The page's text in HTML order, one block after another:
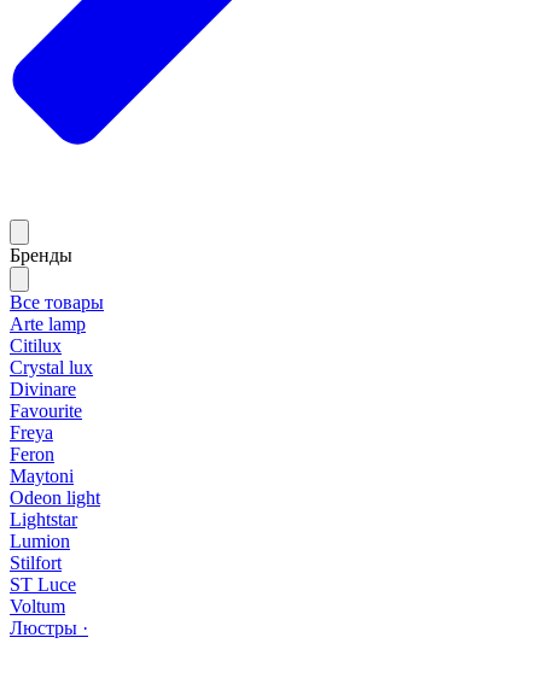
Бренды
Все товары
Arte lamp
Citilux
Crystal lux
Divinare
Favourite
Freya
Feron
Maytoni
Odeon light
Lightstar
Lumion
Stilfort
ST Luce
Voltum
Люстры ·